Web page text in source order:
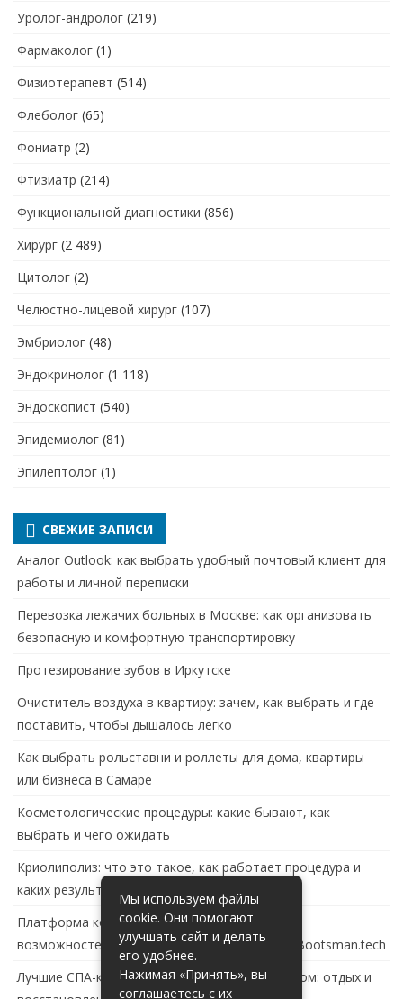
Уролог-андролог (219)
Фармаколог (1)
Физиотерапевт (514)
Флеболог (65)
Фониатр (2)
Фтизиатр (214)
Функциональной диагностики (856)
Хирург (2 489)
Цитолог (2)
Челюстно-лицевой хирург (107)
Эмбриолог (48)
Эндокринолог (1 118)
Эндоскопист (540)
Эпидемиолог (81)
Эпилептолог (1)
СВЕЖИЕ ЗАПИСИ
Аналог Outlook: как выбрать удобный почтовый клиент для
работы и личной переписки
Перевозка лежачих больных в Москве: как организовать
безопасную и комфортную транспортировку
Протезирование зубов в Иркутске
Очиститель воздуха в квартиру: зачем, как выбрать и где
поставить, чтобы дышалось легко
Как выбрать рольставни и роллеты для дома, квартиры
или бизнеса в Самаре
Косметологические процедуры: какие бывают, как
выбрать и чего ожидать
Криолиполиз: что это такое, как работает процедура и
каких результатов ждать
Платформа контейнеризации в России: обзор
возможностей и перспектив развития сайта Bootsman.tech
Лучшие СПА-комплексы в Тольятти с бассейном: отдых и
Мы используем файлы
cookie. Они помогают
улучшать сайт и делать
его удобнее.
Нажимая «Принять», вы
соглашаетесь с их